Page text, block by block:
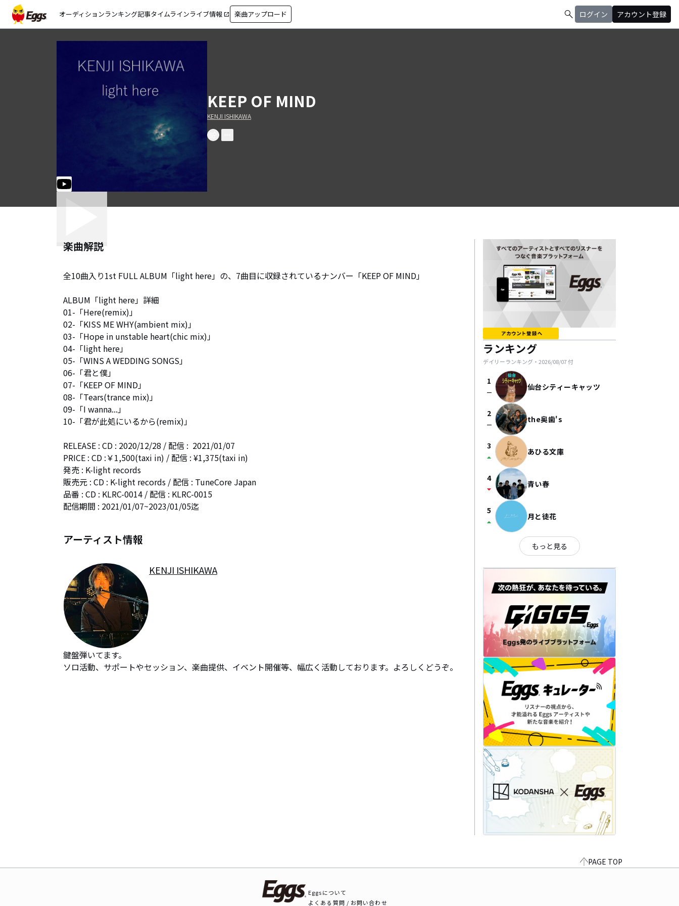
オーディションランキング記事タイムラインライブ情報 open_in_new 楽曲アップロード search ログイン アカウント登録
KEEP OF MIND
KENJI ISHIKAWA
楽曲解説
全10曲入り1st FULL ALBUM「light here」の、7曲目に収録されているナンバー「KEEP OF MIND」
ALBUM「light here」詳細
01-「Here(remix)」
02-「KISS ME WHY(ambient mix)」
03-「Hope in unstable heart(chic mix)」
04-「light here」
05-「WINS A WEDDING SONGS」
06-「君と僕」
07-「KEEP OF MIND」
08-「Tears(trance mix)」
09-「I wanna...」
10-「君が此処にいるから(remix)」
RELEASE : CD : 2020/12/28 / 配信 :  2021/01/07
PRICE : CD :￥1,500(taxi in) / 配信 : ¥1,375(taxi in)
発売 : K-light records
販売元 : CD : K-light records / 配信 : TuneCore Japan
品番 : CD : KLRC-0014 / 配信 : KLRC-0015
配信期間 : 2021/01/07~2023/01/05迄
アーティスト情報
KENJI ISHIKAWA
鍵盤弾いてます。
ソロ活動、サポートやセッション、楽曲提供、イベント開催等、幅広く活動しております。よろしくどうぞ。
ランキング
デイリーランキング・ 2026/08/07付
1
check_indeterminate_small 仙台シティーキャッツ
2
check_indeterminate_small the奥歯's
3
arrow_drop_up あひる文庫
4
arrow_drop_down 青い春
5
arrow_drop_up 月と徒花
もっと見る
PAGE TOP
Eggsについて
よくある質問 / お問い合わせ